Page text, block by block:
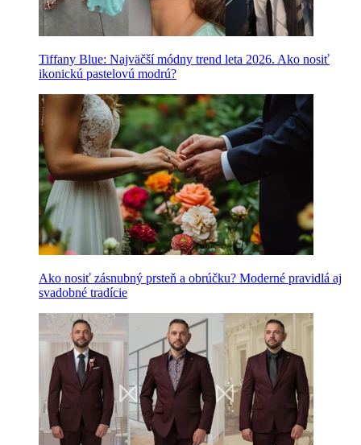
Tiffany Blue: Najväčší módny trend leta 2026. Ako nosiť
ikonickú pastelovú modrú?
Ako nosiť zásnubný prsteň a obrúčku? Moderné pravidlá aj
svadobné tradície